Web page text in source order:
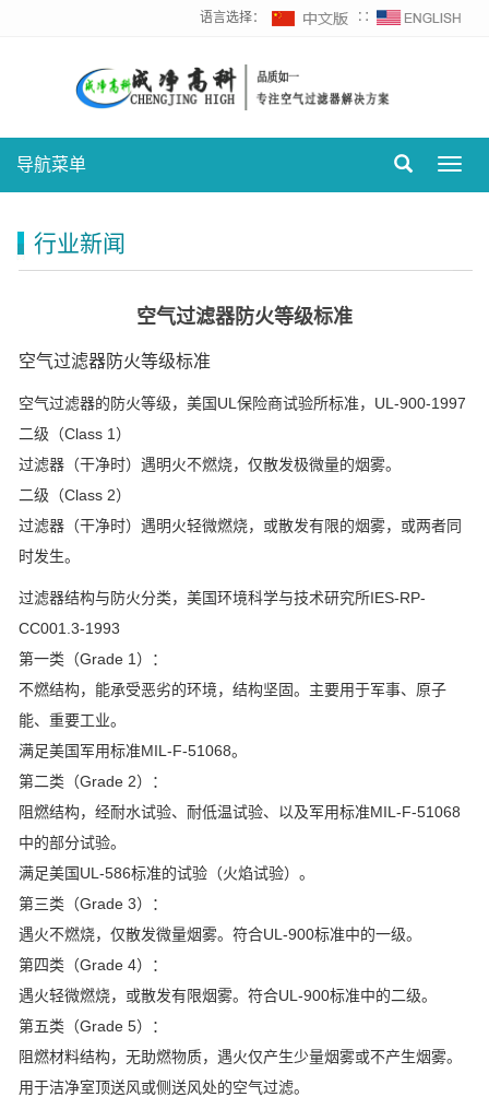
语言选择： ∷
导航菜单
行业新闻
空气过滤器防火等级标准
空气过滤器防火等级标准
空气过滤器的防火等级，美国UL保险商试验所标准，UL-900-1997
二级（Class 1）
过滤器（干净时）遇明火不燃烧，仅散发极微量的烟雾。
二级（Class 2）
过滤器（干净时）遇明火轻微燃烧，或散发有限的烟雾，或两者同
时发生。
过滤器结构与防火分类，美国环境科学与技术研究所IES-RP-
CC001.3-1993
第一类（Grade 1）：
不燃结构，能承受恶劣的环境，结构坚固。主要用于军事、原子
能、重要工业。
满足美国军用标准MIL-F-51068。
第二类（Grade 2）：
阻燃结构，经耐水试验、耐低温试验、以及军用标准MIL-F-51068
中的部分试验。
满足美国UL-586标准的试验（火焰试验）。
第三类（Grade 3）：
遇火不燃烧，仅散发微量烟雾。符合UL-900标准中的一级。
第四类（Grade 4）：
遇火轻微燃烧，或散发有限烟雾。符合UL-900标准中的二级。
第五类（Grade 5）：
阻燃材料结构，无助燃物质，遇火仅产生少量烟雾或不产生烟雾。
用于洁净室顶送风或侧送风处的空气过滤。